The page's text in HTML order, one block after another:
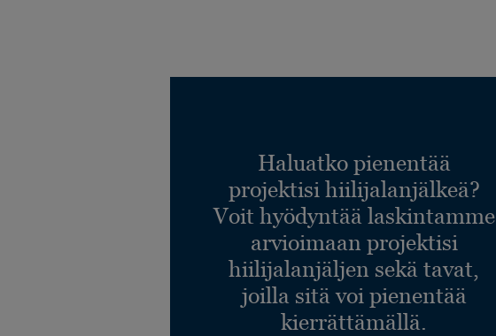
Haluatko pienentää
projektisi hiilijalanjälkeä?
Voit hyödyntää laskintamme
arvioimaan projektisi
hiilijalanjäljen sekä tavat,
joilla sitä voi pienentää
kierrättämällä.